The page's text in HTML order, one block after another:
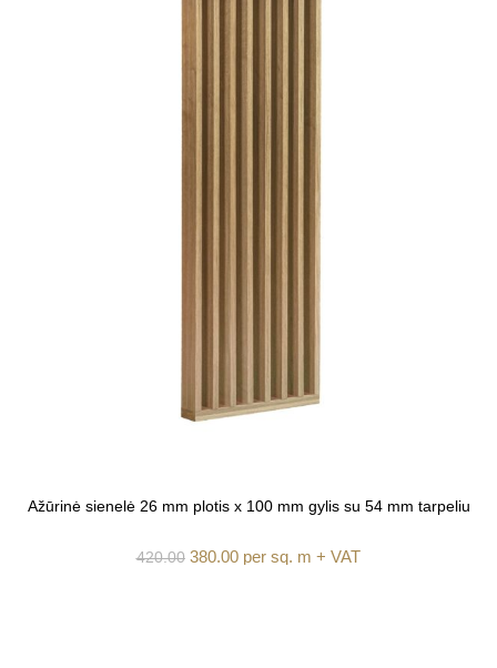
Ažūrinė sienelė 26 mm plotis x 100 mm gylis su 54 mm tarpeliu
420.00 380.00per sq. m + VAT